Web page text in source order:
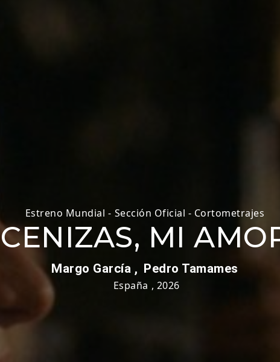
Estreno Mundial - Sección Oficial - Cortometrajes
CENIZAS, MI
Margo García , Pedro Tamames
España , 2026